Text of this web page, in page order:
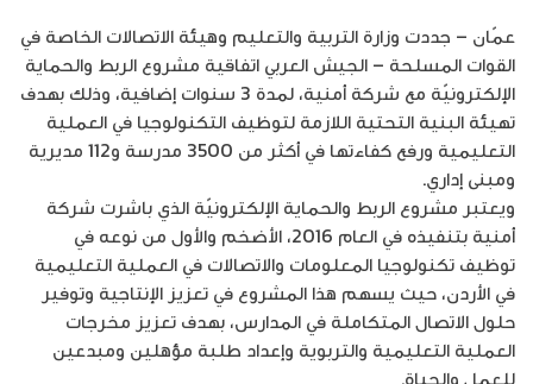
عمّان – جددت وزارة التربية والتعليم وهيئة الاتصالات الخاصة في
القوات المسلحة – الجيش العربي اتفاقية مشروع الربط والحماية
الإلكترونيّة مع شركة أمنية، لمدة 3 سنوات إضافية، وذلك بهدف
تهيئة البنية التحتية اللازمة لتوظيف التكنولوجيا في العملية
التعليمية ورفع كفاءتها في أكثر من 3500 مدرسة و112 مديرية
ومبنى إداري.
ويعتبر مشروع الربط والحماية الإلكترونيّة الذي باشرت شركة
أمنية بتنفيذه في العام 2016، الأضخم والأول من نوعه في
توظيف تكنولوجيا المعلومات والاتصالات في العملية التعليمية
في الأردن، حيث يسهم هذا المشروع في تعزيز الإنتاجية وتوفير
حلول الاتصال المتكاملة في المدارس، بهدف تعزيز مخرجات
العملية التعليمية والتربوية وإعداد طلبة مؤهلين ومبدعين
للعمل والحياة.